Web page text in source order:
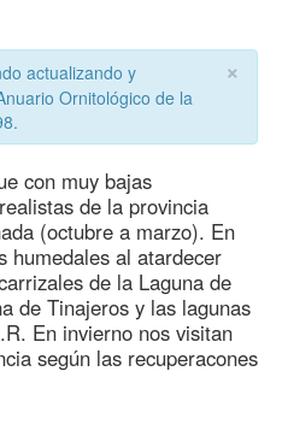
×
Ornitológico de la
con muy bajas
de la provincia
(octubre a marzo). En
humedales al atardecer
de la Laguna de
de Tinajeros y las lagunas
En invierno nos visitan
según las recuperacones